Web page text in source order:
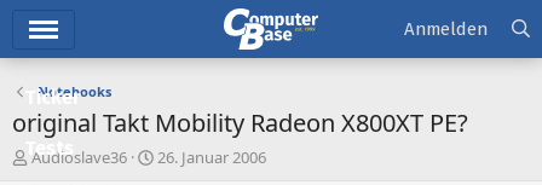
Ticker
Tests
Anmelden
Notebooks
original Takt Mobility Radeon X800XT PE?
E
Audioslave36
E
26. Januar 2006